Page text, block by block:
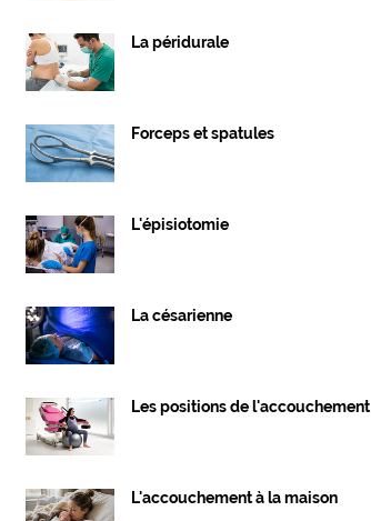
La péridurale
Forceps et spatules
L'épisiotomie
La césarienne
Les positions de l'accouchement
L'accouchement à la maison